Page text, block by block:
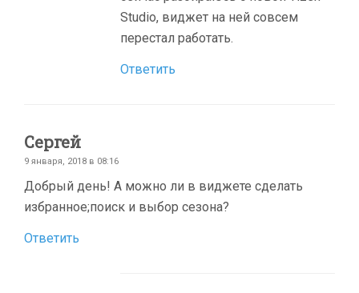
Studio, виджет на ней совсем
перестал работать.
Ответить
Сергей
9 января, 2018 в 08:16
Добрый день! А можно ли в виджете сделать
избранное;поиск и выбор сезона?
Ответить